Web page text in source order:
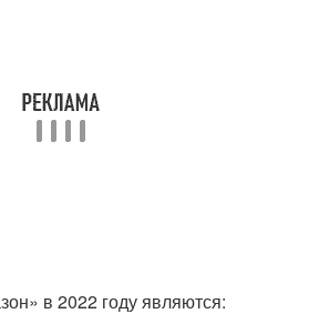
в 2022 году являются: